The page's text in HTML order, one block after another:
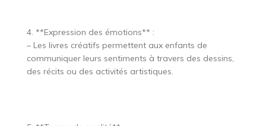
4. **Expression des émotions** :
– Les livres créatifs permettent aux enfants de
communiquer leurs sentiments à travers des dessins,
des récits ou des activités artistiques.